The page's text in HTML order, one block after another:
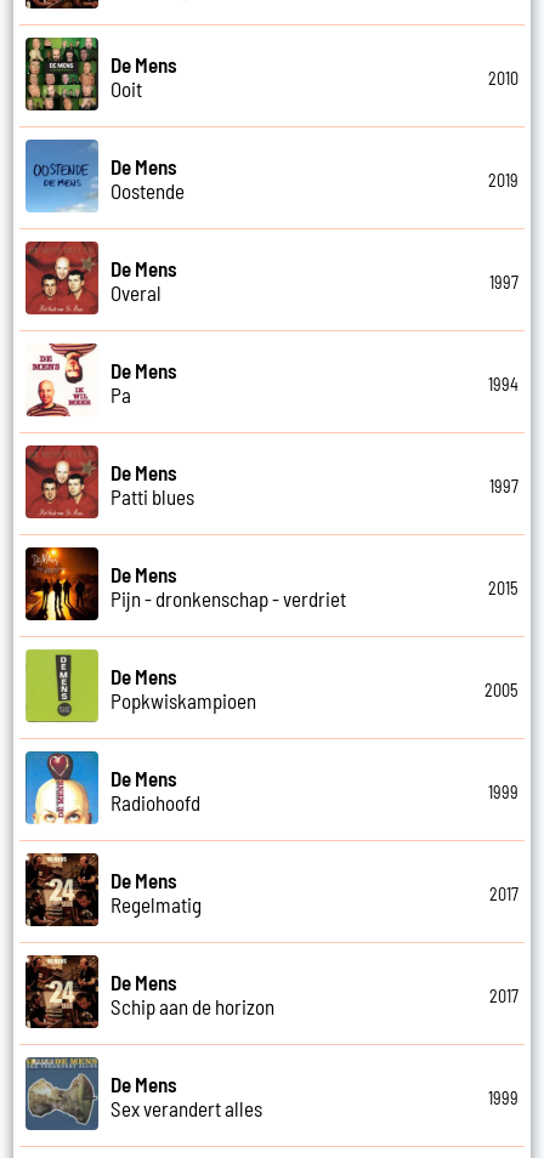
De Mens
Ooit
2010
De Mens
Oostende
2019
De Mens
Overal
1997
De Mens
Pa
1994
De Mens
Patti blues
1997
De Mens
Pijn - dronkenschap - verdriet
2015
De Mens
Popkwiskampioen
2005
De Mens
Radiohoofd
1999
De Mens
Regelmatig
2017
De Mens
Schip aan de horizon
2017
De Mens
Sex verandert alles
1999